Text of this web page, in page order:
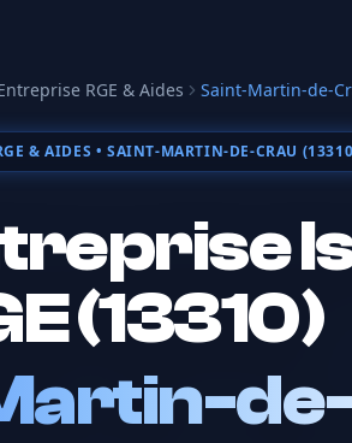
RGE & Aides Saint-Martin-de-
& AIDES • SAINT-MARTIN-DE-CRAU
(13310)